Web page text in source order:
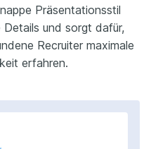
Präsentationsstil
und sorgt dafür,
Recruiter maximale
erfahren.